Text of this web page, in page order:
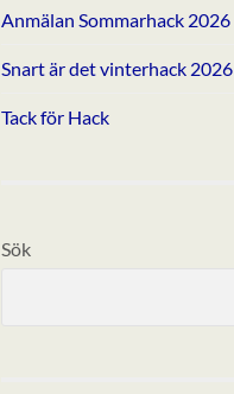
Anmälan Sommarhack 2026
Snart är det vinterhack 2026
Tack för Hack
Sök